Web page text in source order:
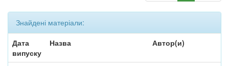
Знайдені матеріали:
Дата
випуску
Назва Автор(и)